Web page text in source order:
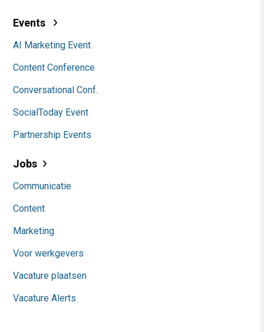
Events
AI Marketing Event
Content Conference
Conversational Conf.
SocialToday Event
Partnership Events
Jobs
Communicatie
Content
Marketing
Voor werkgevers
Vacature plaatsen
Vacature Alerts